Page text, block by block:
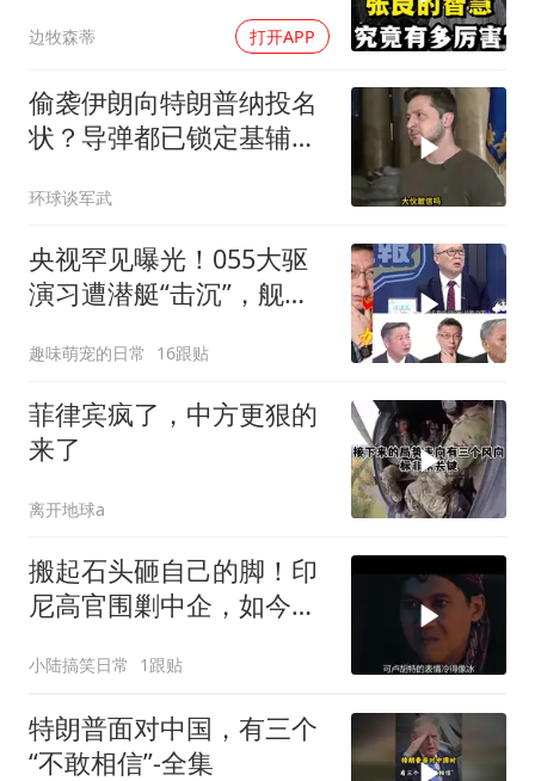
边牧森蒂 打开APP
偷袭伊朗向特朗普纳投名
状？导弹都已锁定基辅才
豪赌到底有多疯？
环球谈军武
央视罕见曝光！055大驱
演习遭潜艇“击沉”，舰长
趣味萌宠的日常 16跟贴
菲律宾疯了，中方更狠的
来了
离开地球a
搬起石头砸自己的脚！印
尼高官围剿中企，如今烂
小陆搞笑日常 1跟贴
特朗普面对中国，有三个
“不敢相信”-全集